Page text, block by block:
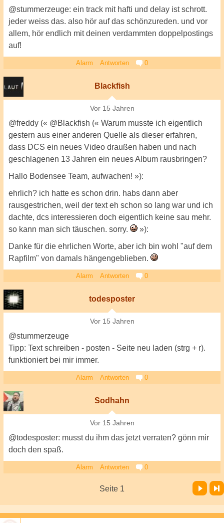
@stummerzeuge: ein track mit hafti und delay ist schrott.
jeder weiss das. also hör auf das schönzureden. und vor
allem, hör endlich mit deinen verdammten doppelpostings
auf!
Alarm Antworten 0
Blackfish
Vor 15 Jahren
@freddy (« @Blackfish (« Warum musste ich eigentlich
gestern aus einer anderen Quelle als dieser erfahren,
dass DCS ein neues Video draußen haben und nach
geschlagenen 13 Jahren ein neues Album rausbringen?
Hallo Bodensee Team, aufwachen! »):
ehrlich? ich hatte es schon drin. habs dann aber
rausgestrichen, weil der text eh schon so lang war und ich
dachte, dcs interessieren doch eigentlich keine sau mehr.
so kann man sich täuschen. sorry.
»):
Danke für die ehrlichen Worte, aber ich bin wohl "auf dem
Rapfilm" von damals hängengeblieben.
Alarm Antworten 0
todesposter
Vor 15 Jahren
@stummerzeuge
Tipp: Text schreiben - posten - Seite neu laden (strg + r).
funktioniert bei mir immer.
Alarm Antworten 0
Sodhahn
Vor 15 Jahren
@todesposter: musst du ihm das jetzt verraten? gönn mir
doch den spaß.
Alarm Antworten 0
Seite 1
Vor Letzte Seite